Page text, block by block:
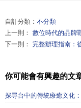
自訂分類： 不分類
上一則： 數位時代的品牌
下一則： 完整辦理指南：
你可能會有興趣的文
探尋台中的傳統療癒文化